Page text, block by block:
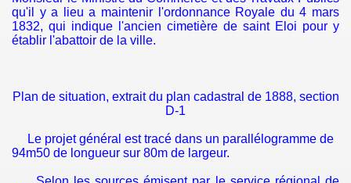
qu'il y a lieu a maintenir l'ordonnance Royale du 4 mars
1832, qui indique l'ancien cimetière de saint Eloi pour y
établir l'abattoir de la ville.
Plan de situation, extrait du plan cadastral de 1888, section
D-1
Le projet général est tracé dans un parallélogramme de
94m50 de longueur sur 80m de largeur.